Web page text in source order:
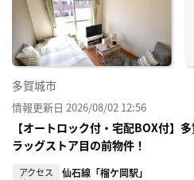
多賀城市
情報更新日 2026/08/02 12:56
【オートロック付・宅配BOX付】
ラッグストア目の前物件！
アクセス 仙石線「榴ケ岡駅」